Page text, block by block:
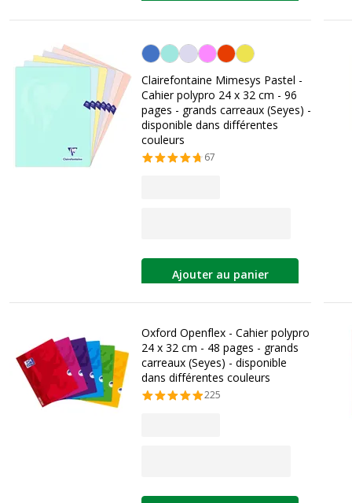
Personnalisation de la couleur
Clairefontaine Mimesys Pastel -
Cahier polypro 24 x 32 cm - 96
pages - grands carreaux (Seyes) -
disponible dans différentes
couleurs
67
Ajouter au panier
Oxford Openflex - Cahier polypro
24 x 32 cm - 48 pages - grands
carreaux (Seyes) - disponible
dans différentes couleurs
225